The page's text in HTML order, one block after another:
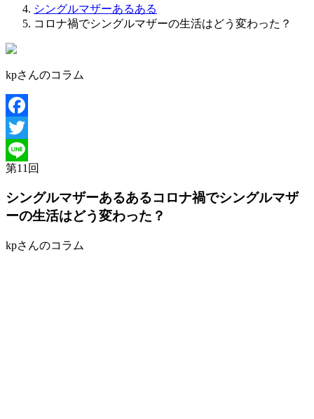
シングルマザーあるある
コロナ禍でシングルマザーの生活はどう変わった？
kpさんのコラム
Facebook
Twitter
Line
第11 回
シングルマザーあるあるコロナ禍でシングルマザ
ーの生活はどう変わった？
kpさんのコラム